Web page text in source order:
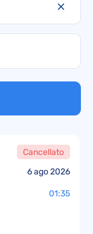
6 ago 2026
Cancellato
01:35